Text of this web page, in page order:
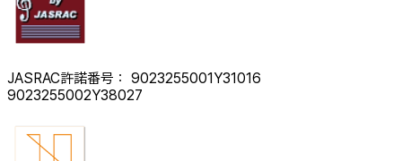
JASRAC許諾番号： 9023255001Y31016
9023255002Y38027